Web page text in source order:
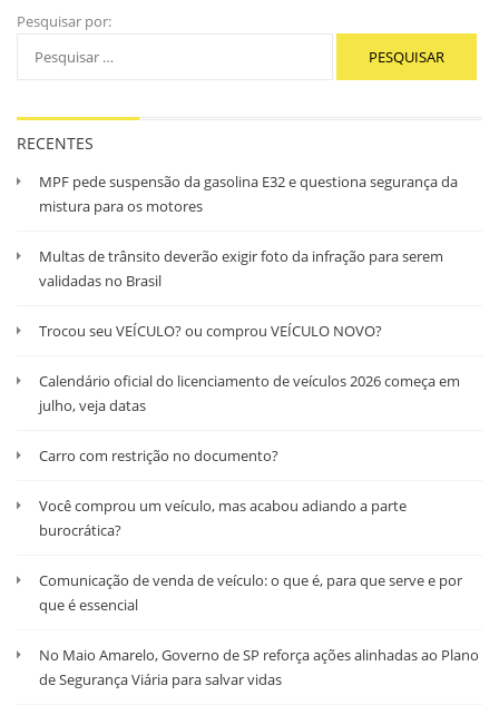
Pesquisar por:
RECENTES
MPF pede suspensão da gasolina E32 e questiona segurança da
mistura para os motores
Multas de trânsito deverão exigir foto da infração para serem
validadas no Brasil
Trocou seu VEÍCULO? ou comprou VEÍCULO NOVO?
Calendário oficial do licenciamento de veículos 2026 começa em
julho, veja datas
Carro com restrição no documento?
Você comprou um veículo, mas acabou adiando a parte
burocrática?
Comunicação de venda de veículo: o que é, para que serve e por
que é essencial
No Maio Amarelo, Governo de SP reforça ações alinhadas ao Plano
de Segurança Viária para salvar vidas